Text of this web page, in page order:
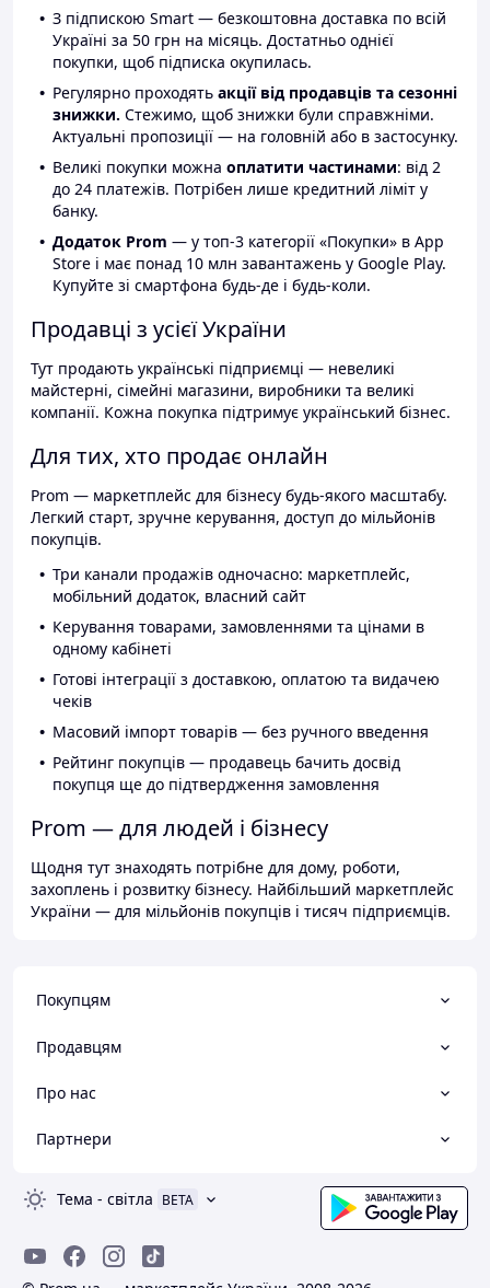
З підпискою Smart — безкоштовна доставка по всій
Україні за 50 грн на місяць. Достатньо однієї
покупки, щоб підписка окупилась.
Регулярно проходять акції від продавців та сезонні
знижки. Стежимо, щоб знижки були справжніми.
Актуальні пропозиції — на головній або в застосунку.
Великі покупки можна оплатити частинами: від 2
до 24 платежів. Потрібен лише кредитний ліміт у
банку.
Додаток Prom — у топ-3 категорії «Покупки» в App
Store і має понад 10 млн завантажень у Google Play.
Купуйте зі смартфона будь-де і будь-коли.
Продавці з усієї України
Тут продають українські підприємці — невеликі
майстерні, сімейні магазини, виробники та великі
компанії. Кожна покупка підтримує український бізнес.
Для тих, хто продає онлайн
Prom — маркетплейс для бізнесу будь-якого масштабу.
Легкий старт, зручне керування, доступ до мільйонів
покупців.
Три канали продажів одночасно: маркетплейс,
мобільний додаток, власний сайт
Керування товарами, замовленнями та цінами в
одному кабінеті
Готові інтеграції з доставкою, оплатою та видачею
чеків
Масовий імпорт товарів — без ручного введення
Рейтинг покупців — продавець бачить досвід
покупця ще до підтвердження замовлення
Prom — для людей і бізнесу
Щодня тут знаходять потрібне для дому, роботи,
захоплень і розвитку бізнесу. Найбільший маркетплейс
України — для мільйонів покупців і тисяч підприємців.
Покупцям
Продавцям
Про нас
Партнери
Тема - світла BETA